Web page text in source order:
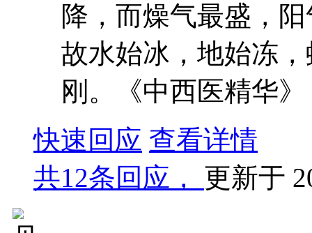
降，而燥气最盛，
故水始冰，地始冻
刚。《中西医精华》
快速回应 查看详情
共12条回应， 更新于